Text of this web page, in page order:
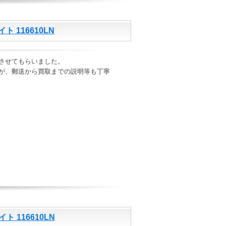
ト 116610LN
せてもらいました。
、郵送から買取までの説明等も丁寧
ト 116610LN